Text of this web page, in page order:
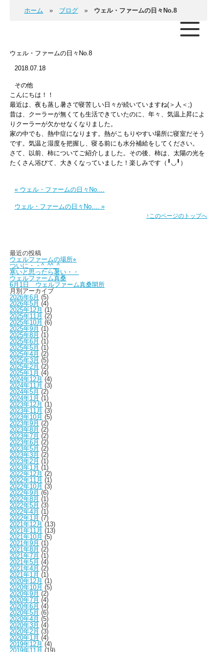
ホーム ブログ ウェル・ファームの日々No.8
ウェル・ファームの日々No.8
2018.07.18
その他
こんにちは！！
最近は、夜も蒸し暑さで寝苦しい日々が続いていますね(＞人＜;)
昔は、クーラーが無くても生活できていたのに、年々、気温上昇によ
りクーラーが欠かせなくなりました。
家の中でも、熱中症になります。熱がこもりやすい場所に寝室だそう
です。気温と湿度を把握し、寝る前にも水分補給をしてください。
さて、以前、柿についてご紹介しました。その後、柿は、太陽の光を
たくさん浴びて、大きくなっていました！楽しみです（╹◡╹）
« ウェル・ファームの日々No....
ウェル・ファームの日々No.... »
↑このページのトップへ
最近の投稿
ウェルファームの場所⭐︎
ついに・・^_^^_^
寒いと思ったら暑い・・
ウェルファーム真桑
6月1日 ウェルファーム真桑開所
月別アーカイブ
2026年6月 (5)
2026年5月 (4)
2025年12月 (1)
2025年11月 (2)
2025年10月 (6)
2025年9月 (1)
2025年8月 (1)
2025年6月 (1)
2025年5月 (1)
2025年4月 (2)
2025年3月 (5)
2025年2月 (2)
2025年1月 (4)
2024年12月 (4)
2024年11月 (3)
2024年5月 (2)
2024年1月 (1)
2023年12月 (1)
2023年11月 (3)
2023年10月 (5)
2023年9月 (2)
2023年8月 (2)
2023年7月 (2)
2023年6月 (2)
2023年5月 (2)
2023年3月 (2)
2023年2月 (1)
2023年1月 (1)
2022年12月 (2)
2022年11月 (1)
2022年10月 (3)
2022年9月 (6)
2022年8月 (1)
2022年5月 (3)
2022年4月 (1)
2022年1月 (7)
2021年12月 (13)
2021年11月 (13)
2021年10月 (5)
2021年9月 (1)
2021年8月 (2)
2021年7月 (1)
2021年5月 (4)
2021年4月 (2)
2021年1月 (1)
2020年12月 (1)
2020年10月 (5)
2020年9月 (2)
2020年7月 (4)
2020年6月 (4)
2020年5月 (6)
2020年4月 (5)
2020年3月 (4)
2020年2月 (3)
2020年1月 (4)
2019年12月 (4)
2019年11月 (19)